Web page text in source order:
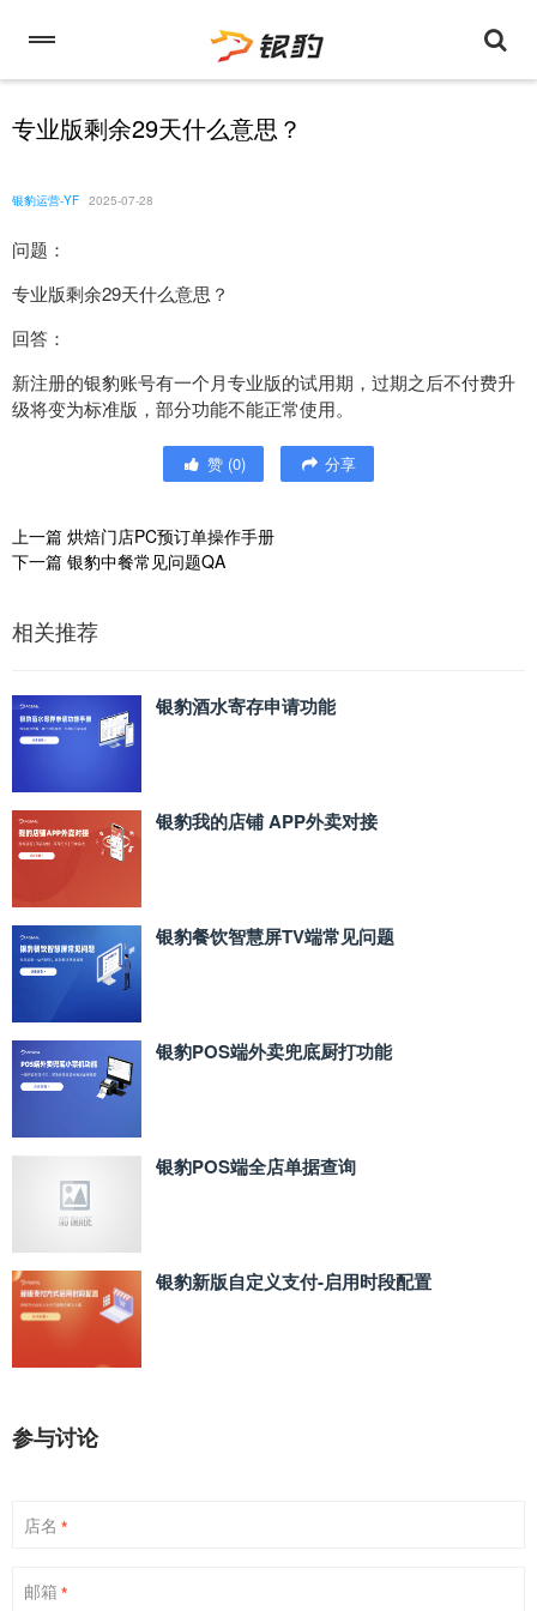
专业版剩余29天什么意思？
银豹运营-YF 2025-07-28
问题：
专业版剩余29天什么意思？
回答：
新注册的银豹账号有一个月专业版的试用期，过期之后不付费升
级将变为标准版，部分功能不能正常使用。
赞 (0) 分享
上一篇 烘焙门店PC预订单操作手册
下一篇 银豹中餐常见问题QA
相关推荐
银豹酒水寄存申请功能
银豹我的店铺 APP外卖对接
银豹餐饮智慧屏TV端常见问题
银豹POS端外卖兜底厨打功能
银豹POS端全店单据查询
银豹新版自定义支付‑启用时段配置
参与讨论
店名 *
邮箱 *